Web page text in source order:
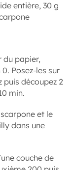
entière, 30 g
du papier,
Posez-les sur
puis découpez 2
min.
et le
dans une
couche de